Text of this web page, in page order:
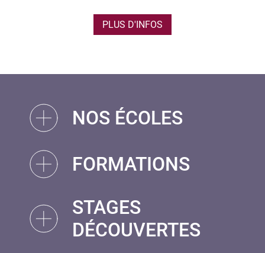
PLUS D'INFOS
NOS ÉCOLES
FORMATIONS
STAGES
DÉCOUVERTES